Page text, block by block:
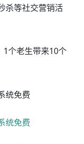
杀等社交营销活
1个老生带来10个